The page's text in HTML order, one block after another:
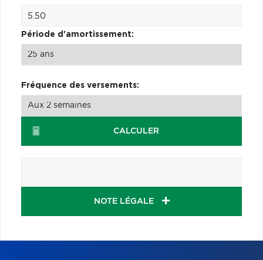
Période d'amortissement:
Fréquence des versements:
CALCULER
NOTE LÉGALE